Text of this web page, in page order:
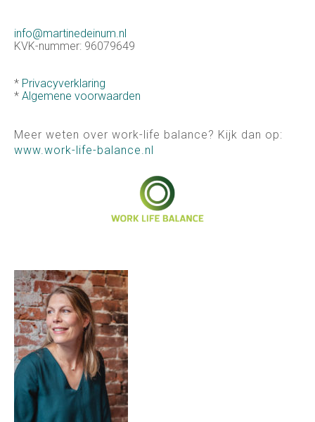
info@martinedeinum.nl
KVK-nummer: 96079649
* Privacyverklaring
* Algemene voorwaarden
Meer weten over work-life balance? Kijk dan op:
www.work-life-balance.nl